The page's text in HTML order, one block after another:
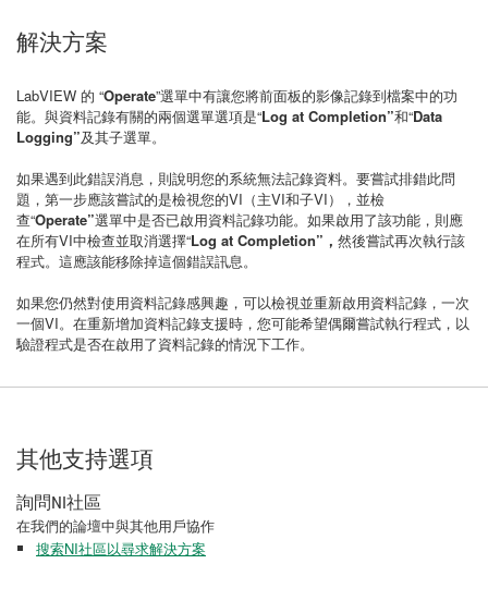
解決方案
LabVIEW 的 “Operate”選單中有讓您將前面板的影像記錄到檔案中的功
能。與資料記錄有關的兩個選單選項是“Log at Completion”和“Data
Logging”及其子選單。
如果遇到此錯誤消息，則說明您的系統無法記錄資料。要嘗試排錯此問
題，第一步應該嘗試的是檢視您的VI（主VI和子VI），並檢
查“Operate”選單中是否已啟用資料記錄功能。如果啟用了該功能，則應
在所有VI中檢查並取消選擇“Log at Completion”， 然後嘗試再次執行該
程式。這應該能移除掉這個錯誤訊息。
如果您仍然對使用資料記錄感興趣，可以檢視並重新啟用資料記錄，一次
一個VI。在重新增加資料記錄支援時，您可能希望偶爾嘗試執行程式，以
驗證程式是否在啟用了資料記錄的情況下工作。
其他支持選項
詢問NI社區
在我們的論壇中與其他用戶協作
搜索NI社區以尋求解決方案